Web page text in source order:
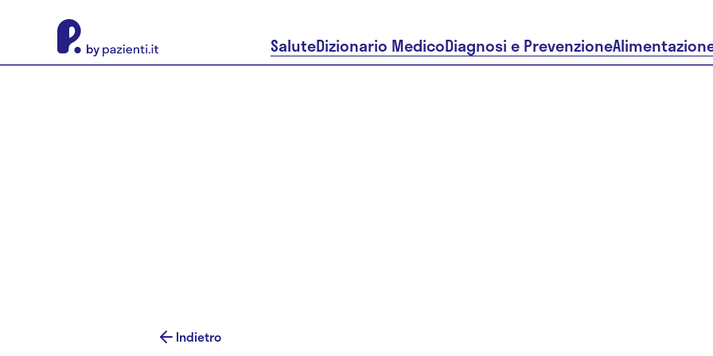
SaluteDizionario MedicoDiagnosi e Prevenzione
Indietro